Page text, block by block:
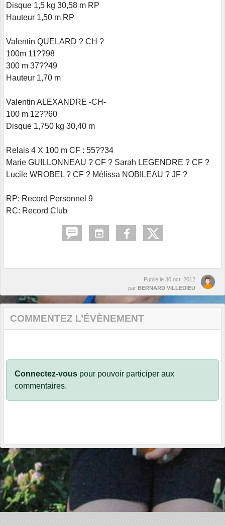
Disque 1,5 kg 30,58 m RP
Hauteur 1,50 m RP
Valentin QUELARD ? CH ?
100m 11??98
300 m 37??49
Hauteur 1,70 m
Valentin ALEXANDRE -CH-
100 m 12??60
Disque 1,750 kg 30,40 m
Relais 4 X 100 m CF : 55??34
Marie GUILLONNEAU ? CF ? Sarah LEGENDRE ? CF ?
Lucile WROBEL ? CF ? Mélissa NOBILEAU ? JF ?
RP: Record Personnel 9
RC: Record Club
Publié le 30 oct. 2012
par BERNARD VILLEDIEU
COMMENTEZ L’ÉVÈNEMENT
Connectez-vous pour pouvoir participer aux
commentaires.